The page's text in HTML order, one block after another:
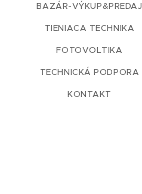
BAZÁR-VÝKUP&PREDAJ
TIENIACA TECHNIKA
FOTOVOLTIKA
TECHNICKÁ PODPORA
KONTAKT